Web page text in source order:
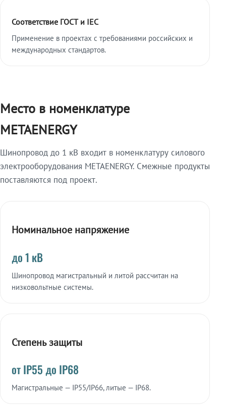
Соответствие ГОСТ и IEC
Применение в проектах с требованиями российских и
международных стандартов.
Место в номенклатуре
METAENERGY
Шинопровод до 1 кВ входит в номенклатуру силового
электрооборудования METAENERGY. Смежные продукты
поставляются под проект.
Номинальное напряжение
до 1 кВ
Шинопровод магистральный и литой рассчитан на
низковольтные системы.
Степень защиты
от IP55 до IP68
Магистральные — IP55/IP66, литые — IP68.